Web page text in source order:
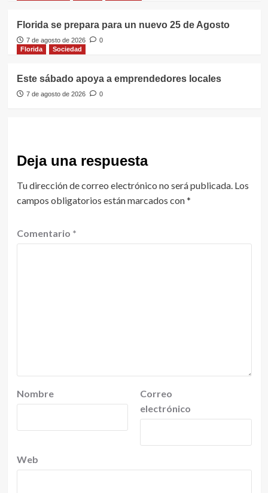
Florida se prepara para un nuevo 25 de Agosto
7 de agosto de 2026
0
Florida
Sociedad
Este sábado apoya a emprendedores locales
7 de agosto de 2026 0
Deja una respuesta
Tu dirección de correo electrónico no será publicada. Los
campos obligatorios están marcados con*
Comentario *
Nombre
Correo
electrónico
Web